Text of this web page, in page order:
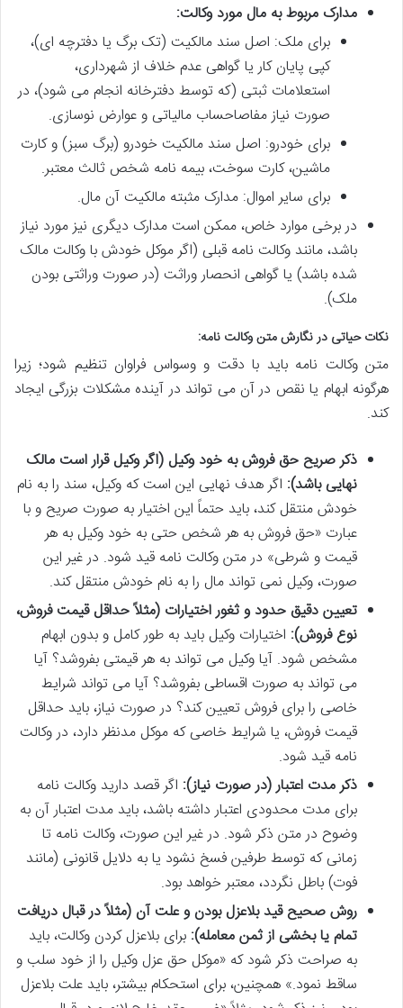
مدارک مربوط به مال مورد وکالت:
برای ملک: اصل سند مالکیت (تک برگ یا دفترچه ای)،
کپی پایان کار یا گواهی عدم خلاف از شهرداری،
استعلامات ثبتی (که توسط دفترخانه انجام می شود)، در
صورت نیاز مفاصاحساب مالیاتی و عوارض نوسازی.
برای خودرو: اصل سند مالکیت خودرو (برگ سبز) و کارت
ماشین، کارت سوخت، بیمه نامه شخص ثالث معتبر.
برای سایر اموال: مدارک مثبته مالکیت آن مال.
در برخی موارد خاص، ممکن است مدارک دیگری نیز مورد نیاز
باشد، مانند وکالت نامه قبلی (اگر موکل خودش با وکالت مالک
شده باشد) یا گواهی انحصار وراثت (در صورت وراثتی بودن
ملک).
نکات حیاتی در نگارش متن وکالت نامه:
متن وکالت نامه باید با دقت و وسواس فراوان تنظیم شود؛ زیرا
هرگونه ابهام یا نقص در آن می تواند در آینده مشکلات بزرگی ایجاد
کند.
ذکر صریح حق فروش به خود وکیل (اگر وکیل قرار است مالک
نهایی باشد): اگر هدف نهایی این است که وکیل، سند را به نام
خودش منتقل کند، باید حتماً این اختیار به صورت صریح و با
عبارت «حق فروش به هر شخص حتی به خود وکیل به هر
قیمت و شرطی» در متن وکالت نامه قید شود. در غیر این
صورت، وکیل نمی تواند مال را به نام خودش منتقل کند.
تعیین دقیق حدود و ثغور اختیارات (مثلاً حداقل قیمت فروش،
نوع فروش): اختیارات وکیل باید به طور کامل و بدون ابهام
مشخص شود. آیا وکیل می تواند به هر قیمتی بفروشد؟ آیا
می تواند به صورت اقساطی بفروشد؟ آیا می تواند شرایط
خاصی را برای فروش تعیین کند؟ در صورت نیاز، باید حداقل
قیمت فروش، یا شرایط خاصی که موکل مدنظر دارد، در وکالت
نامه قید شود.
ذکر مدت اعتبار (در صورت نیاز): اگر قصد دارید وکالت نامه
برای مدت محدودی اعتبار داشته باشد، باید مدت اعتبار آن به
وضوح در متن ذکر شود. در غیر این صورت، وکالت نامه تا
زمانی که توسط طرفین فسخ نشود یا به دلایل قانونی (مانند
فوت) باطل نگردد، معتبر خواهد بود.
روش صحیح قید بلاعزل بودن و علت آن (مثلاً در قبال دریافت
تمام یا بخشی از ثمن معامله): برای بلاعزل کردن وکالت، باید
به صراحت ذکر شود که «موکل حق عزل وکیل را از خود سلب و
ساقط نمود.» همچنین، برای استحکام بیشتر، باید علت بلاعزل